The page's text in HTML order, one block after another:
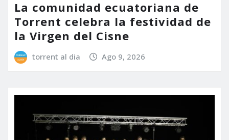
La comunidad ecuatoriana de
Torrent celebra la festividad de
la Virgen del Cisne
torrent al dia Ago 9, 2026